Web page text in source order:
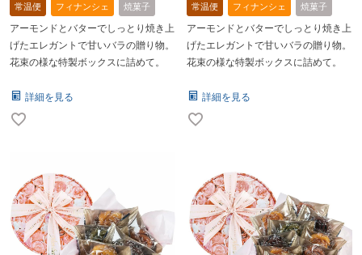
常温便 フィナンシェ 焼菓子
アーモンドとバターでしっとり焼き上
げたエレガントで甘いバラの贈り物。
花束の様な特製ボックスに詰めて。
詳細を見る
常温便 フィナンシェ 焼菓子
アーモンドとバターでしっとり焼き上
げたエレガントで甘いバラの贈り物。
花束の様な特製ボックスに詰めて。
詳細を見る